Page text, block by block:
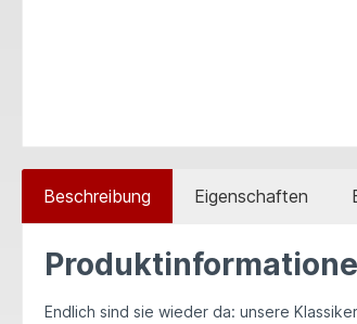
Beschreibung Eigenschaften
Endlich sind sie wieder da: unsere